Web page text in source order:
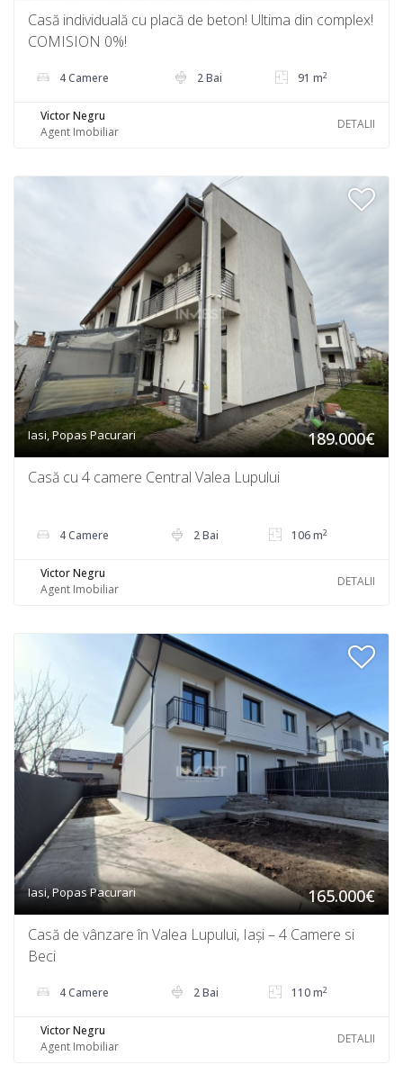
Casă individuală cu placă de beton! Ultima din complex!
COMISION 0%!
4 Camere 2 Bai 91 m2
Victor Negru
Agent Imobiliar
DETALII
Iasi, Popas Pacurari 189.000€
Casă cu 4 camere Central Valea Lupului
4 Camere 2 Bai 106 m2
Victor Negru
Agent Imobiliar
DETALII
Iasi, Popas Pacurari 165.000€
Casă de vânzare în Valea Lupului, Iași – 4 Camere si
Beci
4 Camere 2 Bai 110 m2
Victor Negru
Agent Imobiliar
DETALII